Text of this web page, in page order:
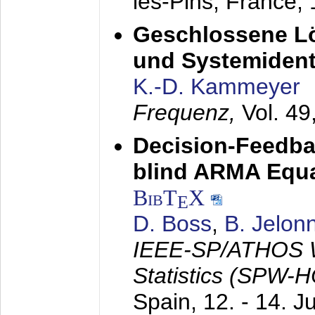
Geschlossene
und
K.-D. Kammeyer
Frequenz, Vol.
Decision-
blind ARMA
BibTEX
D. Boss, B.
IEEE-SP/ATHOS
Statistics (SPW-
Spain, 12. - 14.